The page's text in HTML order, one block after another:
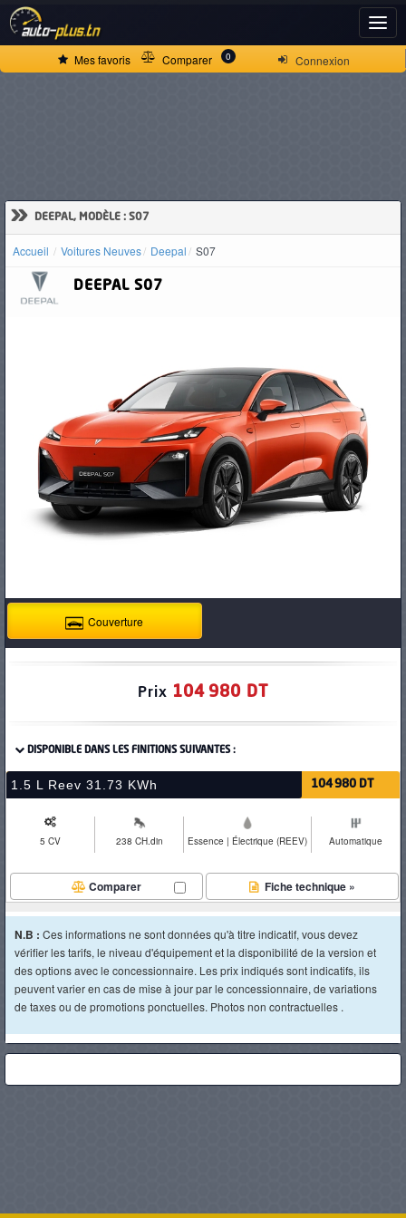
Connexion
Mes favoris Comparer 0
» DEEPAL, MODÈLE : S07
Accueil Voitures Neuves Deepal S07
DEEPAL S07
Couverture
Prix 104 980 DT
DISPONIBLE DANS LES FINITIONS SUIVANTES :
1.5 L Reev 31.73 KWh 104 980 DT
5 CV 238 CH.din Essence | Électrique (REEV) Automatique
Fiche technique »
Comparer
N.B : Ces informations ne sont données qu'à titre indicatif, vous devez
vérifier les tarifs, le niveau d'équipement et la disponibilité de la version et
des options avec le concessionnaire. Les prix indiqués sont indicatifs, ils
peuvent varier en cas de mise à jour par le concessionnaire, de variations
de taxes ou de promotions ponctuelles. Photos non contractuelles .
ACCUEIL
D'OCCASION
PNEUS